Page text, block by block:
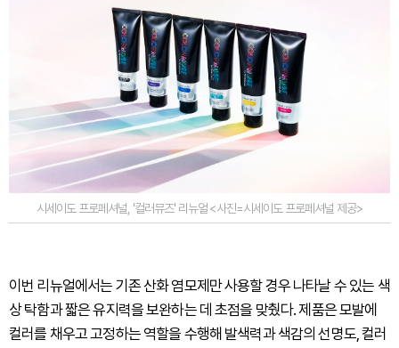
시세이도 프로페셔널, '컬러뮤즈' 리뉴얼 <사진=시세이도 프로페셔널 제공>
이번 리뉴얼에서는 기존 산화 염모제만 사용할 경우 나타날 수 있는 색
상 탁함과 짧은 유지력을 보완하는 데 초점을 맞췄다. 제품은 모발에
컬러를 채우고 고정하는 역할을 수행해 발색력과 색감의 선명도, 컬러